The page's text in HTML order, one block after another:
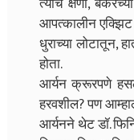
आपत्कालीन एक्झिट
धुराच्या लोटातून,
होता.
आर्यन क्रूरपणे
हरवशील? पण
आर्यनने थेट डॉ.